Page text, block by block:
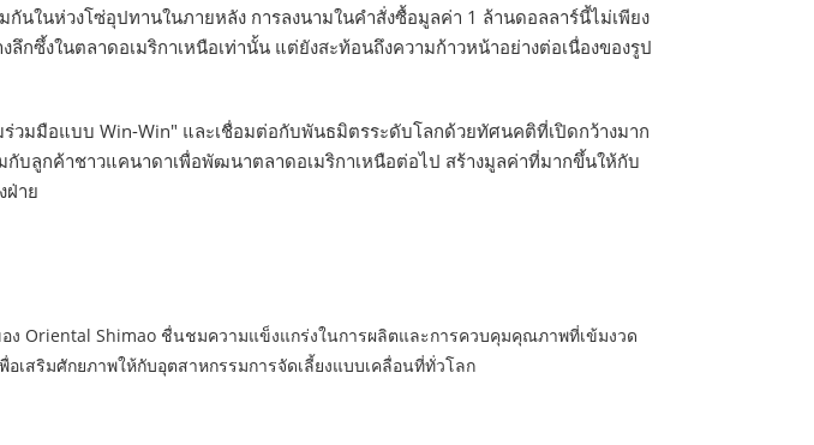
ในห่วงโซ่อุปทานในภายหลัง การลงนามในคำสั่งซื้อมูลค่า 1 ล้านดอลลาร์นี้ไม่เพียง
ซึ้งในตลาดอเมริกาเหนือเท่านั้น แต่ยังสะท้อนถึงความก้าวหน้าอย่างต่อเนื่องของรูป
วมมือแบบ Win-Win" และเชื่อมต่อกับพันธมิตรระดับโลกด้วยทัศนคติที่เปิดกว้างมาก
บลูกค้าชาวแคนาดาเพื่อพัฒนาตลาดอเมริกาเหนือต่อไป สร้างมูลค่าที่มากขึ้นให้กับ
ฝ่าย
ง Oriental Shimao ชื่นชมความแข็งแกร่งในการผลิตและการควบคุมคุณภาพที่เข้มงวด
เสริมศักยภาพให้กับอุตสาหกรรมการจัดเลี้ยงแบบเคลื่อนที่ทั่วโลก